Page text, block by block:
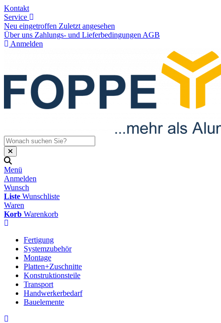
Kontakt
Service
Neu eingetroffen Zuletzt angesehen
Über uns Zahlungs- und Lieferbedingungen AGB
Anmelden
Menü
Anmelden
Wunsch
Liste Wunschliste
Waren
Korb Warenkorb
Fertigung
Systemzubehör
Montage
Platten+Zuschnitte
Konstruktionsteile
Transport
Handwerkerbedarf
Bauelemente